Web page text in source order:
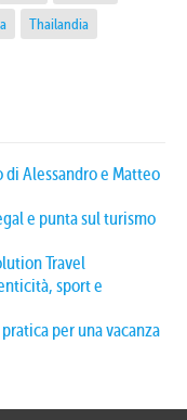
Thailandia
Alessandro e Matteo
e punta sul turismo
Travel
sport e
per una vacanza